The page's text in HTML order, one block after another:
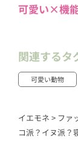
可愛い×機
関連するタ
可愛い動物
イエモネ > ファ
コ派？イヌ派？